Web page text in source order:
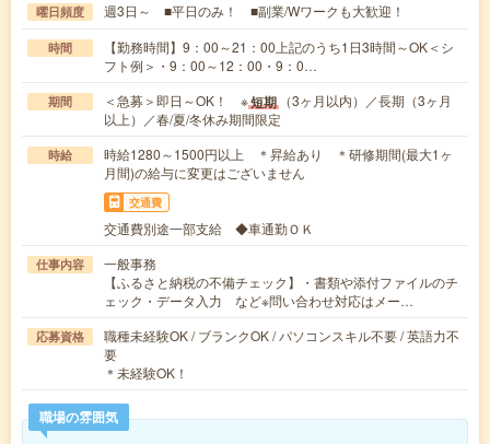
曜日頻度 週3日～ ■平日のみ！ ■副業/Wワークも大歓迎！
時間
【勤務時間】9：00～21：00上記のうち1日3時間～OK＜シ
フト例＞・9：00～12：00・9：0…
期間 ＜急募＞即日～OK！ ※短期 （3ヶ月以内）／長期（3ヶ月
以上）／春/夏/冬休み期間限定
時給
時給1280～1500円以上 ＊昇給あり ＊研修期間(最大1ヶ
月間)の給与に変更はございません
交通費
交通費別途一部支給 ◆車通勤ＯＫ
仕事内容
一般事務
【ふるさと納税の不備チェック】・書類や添付ファイルのチ
ェック・データ入力 など※問い合わせ対応はメー…
応募資格
職種未経験OK / ブランクOK / パソコンスキル不要 / 英語力不
要
＊未経験OK！
職場の雰囲気